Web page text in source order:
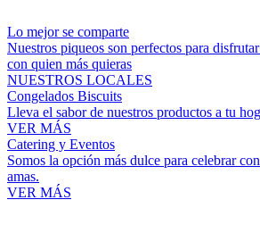
Lo mejor se comparte
Nuestros piqueos son perfectos para
con quien más quieras
NUESTROS LOCALES
Congelados Biscuits
Lleva el sabor de nuestros productos a tu
VER MÁS
Catering y Eventos
Somos la opción más dulce para celebrar
amas.
VER MÁS